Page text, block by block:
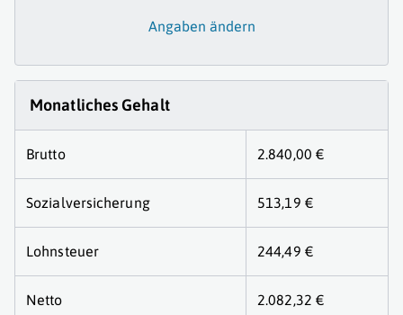
Angaben ändern
Monatliches Gehalt
Brutto 2.840,00 €
Sozialversicherung 513,19 €
Lohnsteuer 244,49 €
Netto 2.082,32 €